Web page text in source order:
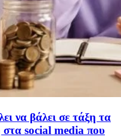
να βάλει σε τάξη τα
στα social media που